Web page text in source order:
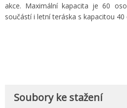
akce. Maximální kapacita je 60
součástí i letní teráska s kapacitou 40
Soubory ke stažení